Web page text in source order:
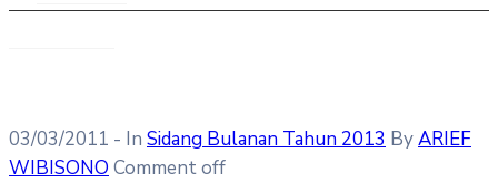
03/03/2011 - In Sidang Bulanan Tahun 2013 ByARIEF
WIBISONO Comment off